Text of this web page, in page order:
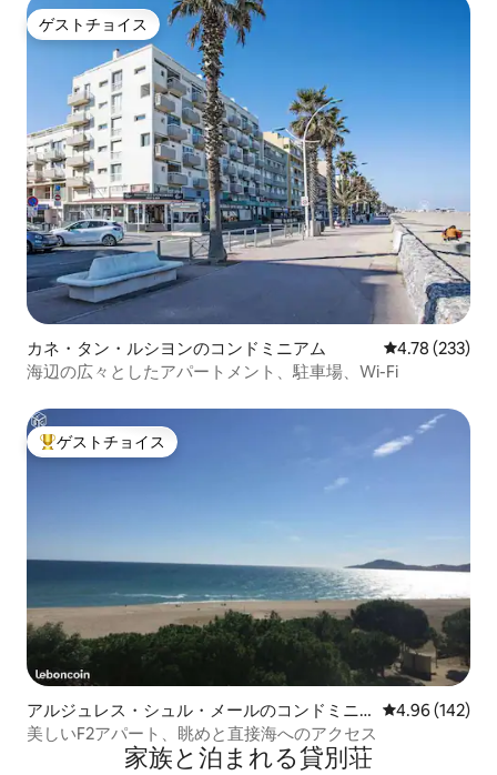
ゲストチョイス
ゲストチョイス
カネ・タン・ルシヨンのコンドミニアム レビュー233
4.78 (233)
海辺の広々としたアパートメント、駐車場、Wi-Fi
大好評のゲストチョイスです。
ゲストチョイス
アルジュレス・シュル・メールのコンドミニ
アム
レビュー142
4.96 (142)
美しいF2アパート、眺めと直接海へのアクセス
家族と泊まれる貸別荘